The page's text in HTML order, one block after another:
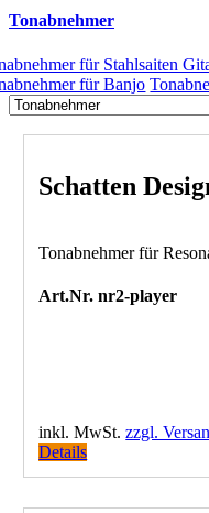
Tonabnehmer
für Stahlsaiten
für Banjo
Schatten
Tonabnehmer für
Art.Nr. nr2-player
inkl. MwSt.zzgl.
Details